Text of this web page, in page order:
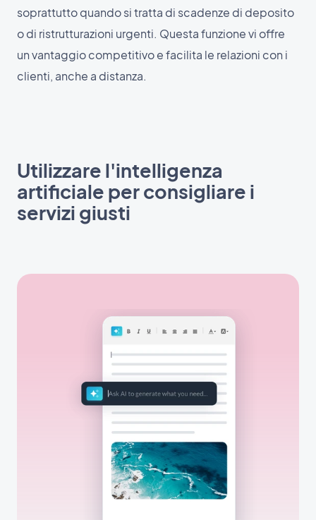
soprattutto quando si tratta di scadenze di deposito
o di ristrutturazioni urgenti. Questa funzione vi offre
un vantaggio competitivo e facilita le relazioni con i
clienti, anche a distanza.
Utilizzare l'intelligenza
artificiale per consigliare i
servizi giusti